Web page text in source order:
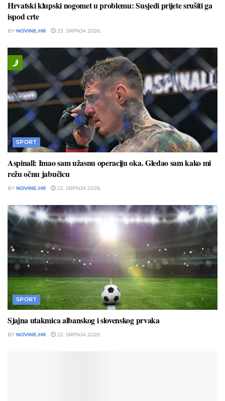
Hrvatski klupski nogomet u problemu: Susjedi prijete srušiti ga
ispod crte
BY NOVINE.HR 23. SRPNJA 2026.
SPORT
Aspinall: Imao sam užasnu operaciju oka. Gledao sam kako mi
režu očnu jabučicu
BY NOVINE.HR 22. SRPNJA 2026.
SPORT
Sjajna utakmica albanskog i slovenskog prvaka
BY NOVINE.HR 22. SRPNJA 2026.